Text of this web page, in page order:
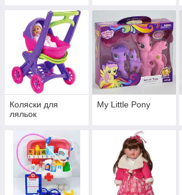
Коляски для
ляльок
My Little Pony